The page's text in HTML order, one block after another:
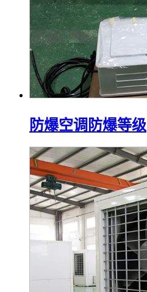
防爆空调防爆等级